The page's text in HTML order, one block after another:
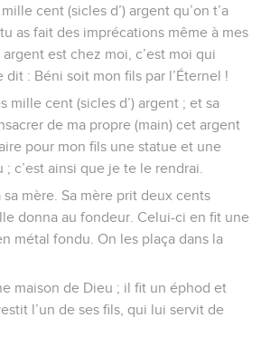
cent (sicles d’) argent qu’on t’a
as fait des imprécations même à mes
est chez moi, c’est moi qui
dit : Béni soit mon fils par l’Éternel !
mille cent (sicles d’) argent ; et sa
de ma propre (main) cet argent
pour mon fils une statue et une
c’est ainsi que je te le rendrai.
sa mère. Sa mère prit deux cents
donna au fondeur. Celui-ci en fit une
métal fondu. On les plaça dans la
maison de Dieu ; il fit un éphod et
l’un de ses fils, qui lui servit de